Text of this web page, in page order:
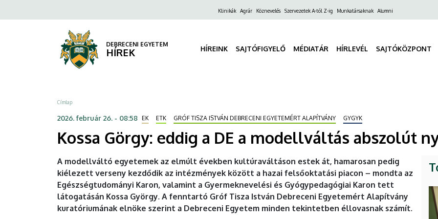
modellváltás
abszolút
nyertese
DEBRECENI
a
FelsőKlinikák Agrár Köznevelés Szervezetek A-tól Z-ig Munkatársaknak Alumni
DEBRECENI EGYETEM
HÍREK HÍREINK SAJTÓFIGYELŐ MÉDIATÁR HÍRLEVÉL SAJTÓKÖZPONT
Morzsa
Címlap
2026. február 26. - 08:58 EK ETK GRÓF TISZA ISTVÁN DEBRECENI EGYETEMÉRT ALAPÍTVÁNY GYGYK
Kossa Görgy: eddig a DE a modellváltás abszolút
A modellváltó egyetemek az elmúlt években kultúraváltáson estek át, hamarosan pedig
kiélezett verseny kezdődik az intézmények között a hazai felsőoktatási piacon – mondta az
Egészségtudományi Karon, valamint a Gyermeknevelési és Gyógypedagógiai Karon tett
látogatásán Kossa György. A fenntartó Gróf Tisza István Debreceni Egyetemért Alapítvány
kuratóriumának elnöke szerint a Debreceni Egyetem minden tekintetben éllovasnak számít.